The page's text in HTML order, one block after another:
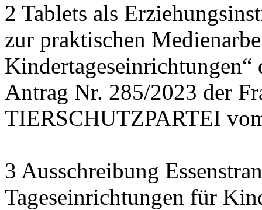
2 Tablets als
zur praktischen
Kindertageseinrichtungen“
Antrag Nr. 285/2023 der
TIERSCHUTZPARTEI
3 Ausschreibung
Tageseinrichtungen für